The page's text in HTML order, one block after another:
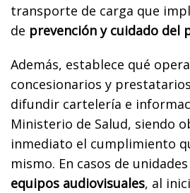
transporte de carga que
de prevención y cuidado del
Además, establece qué
concesionarios y
difundir cartelería e
Ministerio de Salud, siendo
inmediato el cumplimiento
mismo. En casos de
equipos audiovisuales, al